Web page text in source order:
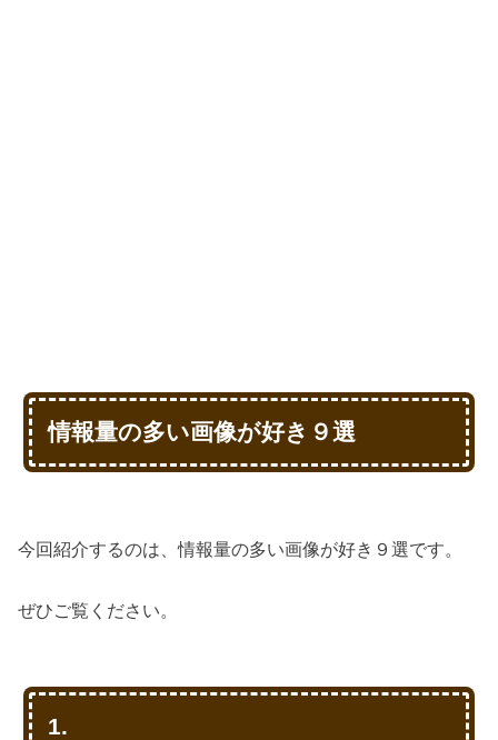
情報量の多い画像が好き９選
今回紹介するのは、情報量の多い画像が好き９選です。
ぜひご覧ください。
1.